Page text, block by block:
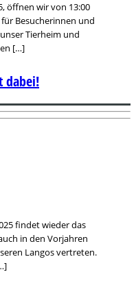
öffnen wir von 13:00
Besucherinnen und
Tierheim und
[…]
findet wieder das
in den Vorjahren
Langos vertreten.
dabei!